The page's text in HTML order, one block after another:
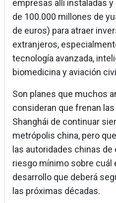
empresas allí instaladas
de 100.000 millones de
de euros) para atraer
extranjeros,
tecnología avanzada,
biomedicina y aviación
Son planes que muchos
consideran que frenan
Shanghái de continuar
metrópolis china, pero
las autoridades chinas
riesgo mínimo sobre cuál
desarrollo que deberá
las próximas décadas.